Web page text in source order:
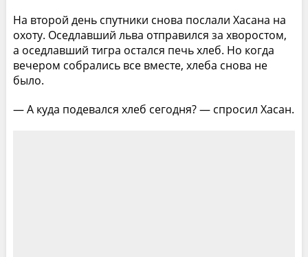
На второй день спутники снова послали Хасана на
охоту. Оседлавший льва отправился за хворостом,
а оседлавший тигра остался печь хлеб. Но когда
вечером собрались все вместе, хлеба снова не
было.
— А куда подевался хлеб сегодня? — спросил Хасан.